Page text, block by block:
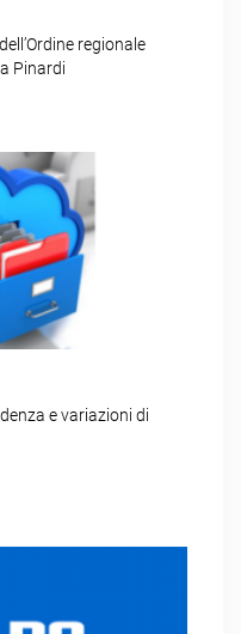
regionale
Pinardi
e variazioni di